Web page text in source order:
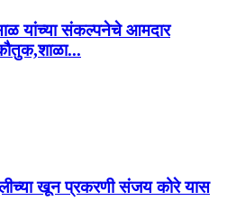
यांच्या संकल्पनेचे आमदार
खून प्रकरणी संजय कोरे यास